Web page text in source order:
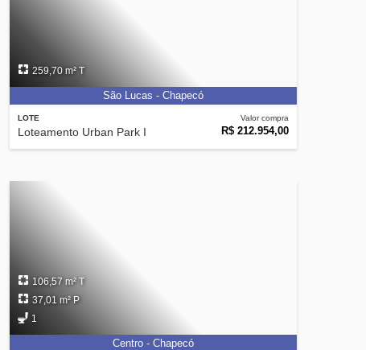
LOTE
Loteamento Urban Park I
Valor compra
R$ 212.954,00
259,70 m² T
São Lucas - Chapecó
106,57 m² T
37,01 m² P
1
Centro - Chapecó